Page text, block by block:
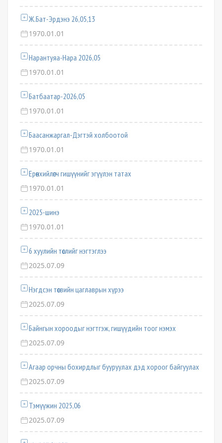
Ж.Бат-Эрдэнэ 26,05,13
1970.01.01
Нарантуяа-Нара 2026,05
1970.01.01
Батбаатар-2026,05
1970.01.01
Баасанжаргал-Дэгтэй холбоотой
1970.01.01
Ерөнхийлөгч гишүүнийг эгүүлэн татах
1970.01.01
2025-шинэ
1970.01.01
6 хуулийн төслийг нэгтэглээ
2025.07.09
Нэгдсэн төсвийн цаглаврын хүрээ
2025.07.09
Байнгын хороодыг нэгтгэж, гишүүдийн тоог нэмэх
2025.07.09
Агаар орчны бохирдлыг бууруулах дэд хороог байгуулах
2025.07.09
Тэмүүжин 2025,06
2025.07.09